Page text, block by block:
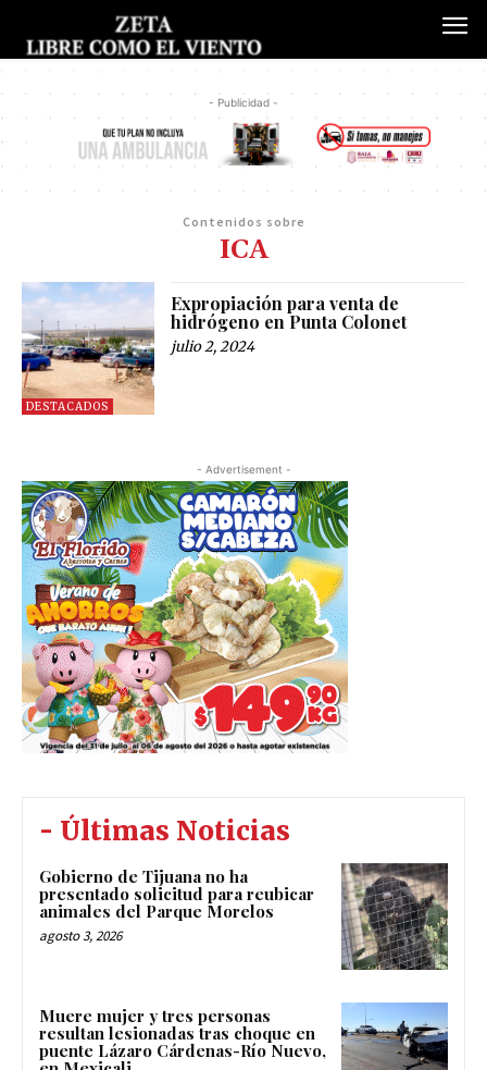
- Publicidad -
Contenidos sobre
ICA
DESTACADOS
Expropiación para venta de
hidrógeno en Punta Colonet
julio 2, 2024
- Advertisement -
- Últimas Noticias
Gobierno de Tijuana no ha
presentado solicitud para reubicar
animales del Parque Morelos
agosto 3, 2026
Muere mujer y tres personas
resultan lesionadas tras choque en
puente Lázaro Cárdenas-Río Nuevo,